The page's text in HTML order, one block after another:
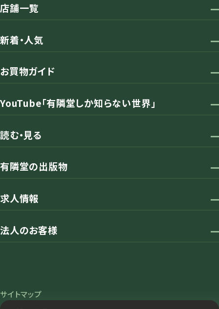
店舗一覧
新着・人気
お買物ガイド
YouTube「有隣堂しか知らない世界」
読む・見る
有隣堂の出版物
求人情報
法人のお客様
サイトマップ